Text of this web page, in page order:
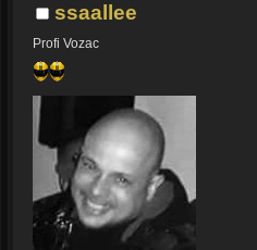
ssaallee
Profi Vozac